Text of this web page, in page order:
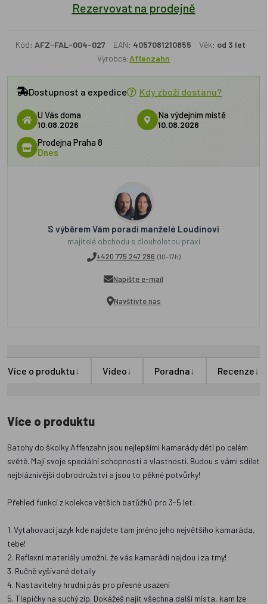
Rezervovat na prodejně
Kód: AFZ-FAL-004-027 EAN: 4057081210855 Věk: od 3 let
Výrobce:Affenzahn
Dostupnost a expedice Kdy zboží dostanu?
U Vás doma
10.08.2026
Na výdejním místě
10.08.2026
Prodejna Praha 8
Dnes
S výběrem Vám poradí manželé Loudínovi
majitelé obchodu s dlouholetou praxí
+420 775 247 296 (10-17h)
Napište e-mail
Navštivte nás
Více o produktu↓ Video↓ Poradna↓ Recenze↓
Více o produktu
Batohy do školky Affenzahn jsou nejlepšími kamarády dětí po celém
světě. Mají svoje speciální schopnosti a vlastnosti. Budou s vámi sdílet
nejbláznivější dobrodružství a jsou to pěkné potvůrky!
Přehled funkcí z kolekce větších batůžků pro 3-5 let:
1. Vytahovací jazyk kde najdete tam jméno jeho největšího kamaráda,
tebe!
2. Reflexní materiály umožní, že vás kamarádi najdou i za tmy!
3. Ručně vyšívané detaily
4. Nastavitelný hrudní pás pro přesné usazení
5. Tlapičky na suchý zip. Dokážeš najít všechna další místa, kam lze